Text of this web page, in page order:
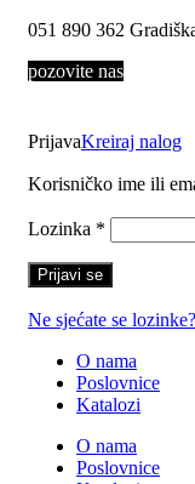
051 890 362
pozovite nas
PrijavaKreiraj nalog
Korisničko ime ili
Lozinka *
Prijavi se
Ne sjećate se lozinke?
O nama
Poslovnice
Katalozi
O nama
Poslovnice